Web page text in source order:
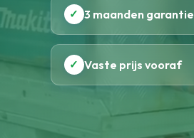
✓ 3 maanden garantie
✓ Vaste prijs vooraf